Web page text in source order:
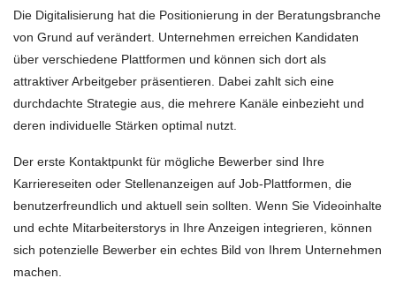
Die Digitalisierung hat die Positionierung in der Beratungsbranche
von Grund auf verändert. Unternehmen erreichen Kandidaten
über verschiedene Plattformen und können sich dort als
attraktiver Arbeitgeber präsentieren. Dabei zahlt sich eine
durchdachte Strategie aus, die mehrere Kanäle einbezieht und
deren individuelle Stärken optimal nutzt.
Der erste Kontaktpunkt für mögliche Bewerber sind Ihre
Karriereseiten oder Stellenanzeigen auf Job-Plattformen, die
benutzerfreundlich und aktuell sein sollten. Wenn Sie Videoinhalte
und echte Mitarbeiterstorys in Ihre Anzeigen integrieren, können
sich potenzielle Bewerber ein echtes Bild von Ihrem Unternehmen
machen.